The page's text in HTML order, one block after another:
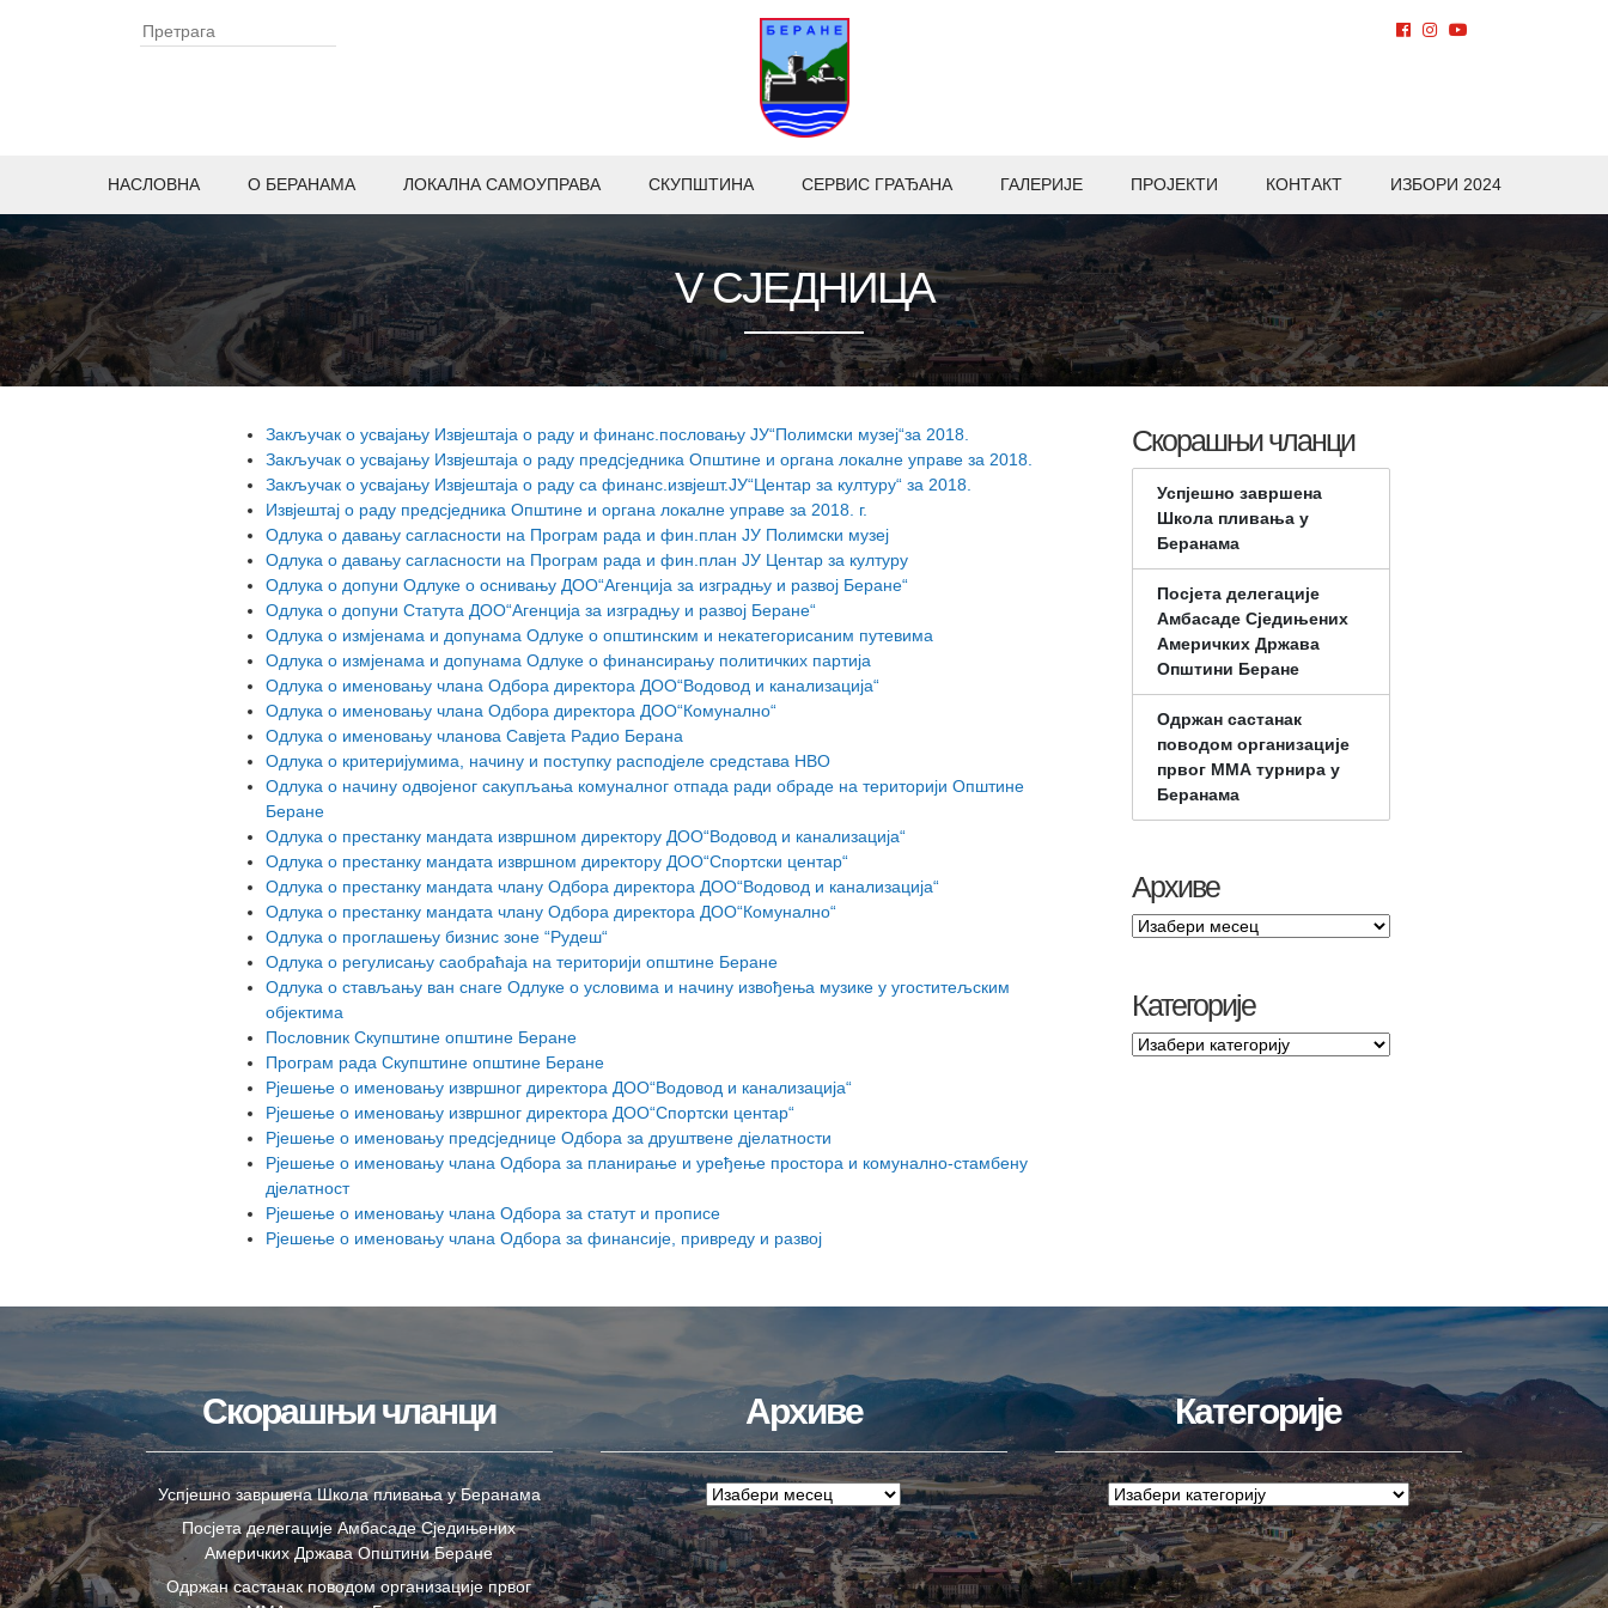
НАСЛОВНА O БЕРАНАМА ЛОКАЛНА САМОУПРАВА СКУПШТИНА СЕРВИС ГРАЂАНА ГАЛЕРИЈЕ ПРОЈЕКТИ КОНТАКТ ИЗБОРИ 2024
V СЈЕДНИЦА
Закључак о усвајању Извјештаја о раду и финанс.пословању ЈУ“Полимски музеј“за 2018.
Закључак о усвајању Извјештаја о раду предсједника Општине и органа локалне управе за 2018.
Закључак о усвајању Извјештаја о раду са финанс.извјешт.ЈУ“Центар за културу“ за 2018.
Извјештај о раду предсједника Општине и органа локалне управе за 2018. г.
Одлука о давању сагласности на Програм рада и фин.план ЈУ Полимски музеј
Одлука о давању сагласности на Програм рада и фин.план ЈУ Центар за културу
Одлука о допуни Одлуке о оснивању ДОО“Агенција за изградњу и развој Беране“
Одлука о допуни Статута ДОО“Агенција за изградњу и развој Беране“
Одлука о измјенама и допунама Одлуке о општинским и некатегорисаним путевима
Одлука о измјенама и допунама Одлуке о финансирању политичких партија
Одлука о именовању члана Одбора директора ДОО“Водовод и канализација“
Одлука о именовању члана Одбора директора ДОО“Комунално“
Одлука о именовању чланова Савјета Радио Берана
Одлука о критеријумима, начину и поступку расподјеле средстава НВО
Одлука о начину одвојеног сакупљања комуналног отпада ради обраде на територији Општине
Беране
Одлука о престанку мандата извршном директору ДОО“Водовод и канализација“
Одлука о престанку мандата извршном директору ДОО“Спортски центар“
Одлука о престанку мандата члану Одбора директора ДОО“Водовод и канализација“
Одлука о престанку мандата члану Одбора директора ДОО“Комунално“
Одлука о проглашењу бизнис зоне “Рудеш“
Одлука о регулисању саобраћаја на територији општине Беране
Одлука о стављању ван снаге Одлуке о условима и начину извођења музике у угоститељским
објектима
Пословник Скупштине општине Беране
Програм рада Скупштине општине Беране
Рјешење о именовању извршног директора ДОО“Водовод и канализација“
Рјешење о именовању извршног директора ДОО“Спортски центар“
Рјешење о именовању предсједнице Одбора за друштвене дјелатности
Рјешење о именовању члана Одбора за планирање и уређење простора и комунално-стамбену
дјелатност
Рјешење о именовању члана Одбора за статут и прописе
Рјешење о именовању члана Одбора за финансије, привреду и развој
Скорашњи чланци
Успјешно завршена
Школа пливања у
Беранама
Посјета делегације
Амбасаде Сједињених
Америчких Држава
Општини Беране
Одржан састанак
поводом организације
првог ММА турнира у
Беранама
Архиве
Категорије
Скорашњи чланци
Успјешно завршена Школа пливања у Беранама
Посјета делегације Амбасаде Сједињених
Америчких Држава Општини Беране
Одржан састанак поводом организације првог
Архиве Категорије